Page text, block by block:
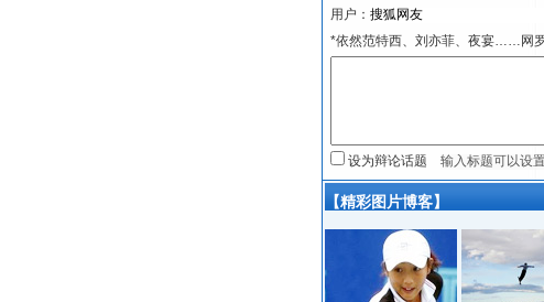
用户：
*依然范特西、刘亦菲、夜宴……网
设为辩论话题
【精彩图片博客】